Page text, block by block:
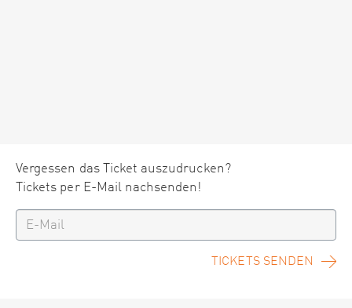
Vergessen das Ticket auszudrucken?
Tickets per E-Mail nachsenden!
TICKETS SENDEN